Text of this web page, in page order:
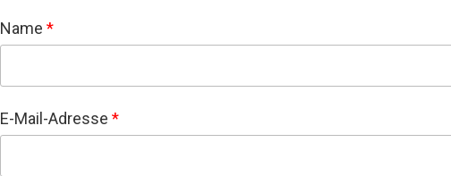
Name *
E-Mail-Adresse *